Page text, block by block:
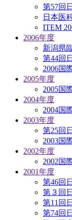
第57回
日本医
ITEM
2006年度
新潟県
第44回
2006国
2005年度
2005国
2004年度
2004国
2003年度
第25回
2003国
2002年度
2002国
2001年度
第46回
第３回
第11回
第74回